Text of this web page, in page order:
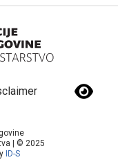
| © 2025
ID-S